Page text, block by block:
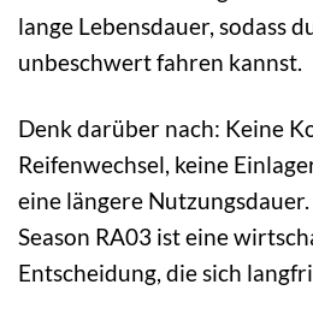
lange Lebensdauer, sodass
unbeschwert fahren kannst.
Denk darüber nach: Keine
Reifenwechsel, keine
eine längere
Season RA03 ist eine
Entscheidung, die sich